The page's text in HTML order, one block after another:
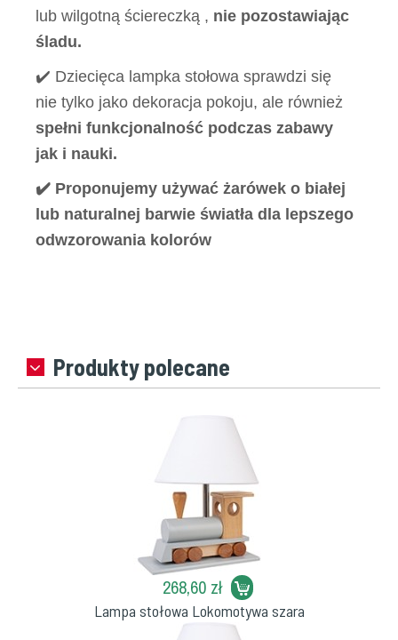
lub wilgotną ściereczką , nie pozostawiając
śladu.
✔️ Dziecięca lampka stołowa sprawdzi się
nie tylko jako dekoracja pokoju, ale również
spełni funkcjonalność podczas zabawy
jak i nauki.
✔️ Proponujemy używać żarówek o białej
lub naturalnej barwie światła dla lepszego
odwzorowania kolorów
Produkty polecane
268,60 zł
Lampa stołowa Lokomotywa szara